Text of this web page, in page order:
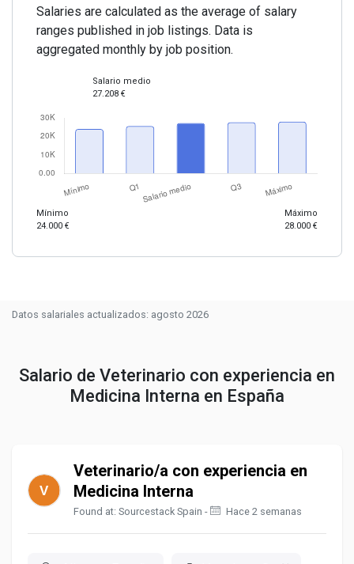
Salaries are calculated as the average of salary
ranges published in job listings. Data is
aggregated monthly by job position.
Mínimo
24.000 €
Salario medio
27.208 €
Máximo
28.000 €
Datos salariales actualizados: agosto 2026
Salario de Veterinario con experiencia en
Medicina Interna en España
Veterinario/a con experiencia en
Medicina Interna
Found at: Sourcestack Spain - Hace 2 semanas